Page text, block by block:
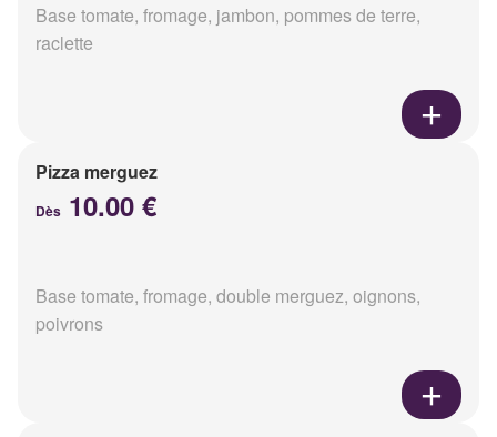
Base tomate, fromage, jambon, pommes de terre,
raclette
Pizza merguez
Dès 10.00 €
Base tomate, fromage, double merguez, oignons,
poivrons